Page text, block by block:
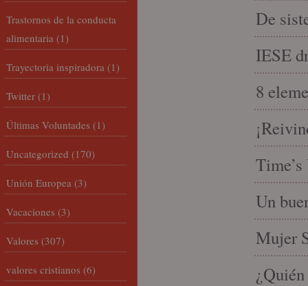
De
IESE
8
Un
Mujer
Trastornos de la conducta
alimentaria (1)
Trayectoria inspiradora (1)
Twitter (1)
Últimas Voluntades (1)
Uncategorized (170)
Unión Europea (3)
Vacaciones (3)
Valores (307)
valores cristianos (6)